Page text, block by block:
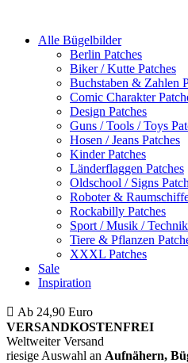
Alle Bügelbilder
Berlin Patches
Biker / Kutte Patches
Buchstaben & Zahlen
Comic Charakter
Design Patches
Guns / Tools / Toys
Hosen / Jeans Patches
Kinder Patches
Länderflaggen Patches
Oldschool / Signs
Roboter &
Rockabilly Patches
Sport / Musik /
Tiere & Pflanzen
XXXL Patches
Sale
Inspiration
Ab 24,90 Euro
VERSANDKOSTENFREI
Weltweiter Versand
riesige Auswahl an Aufnähern,